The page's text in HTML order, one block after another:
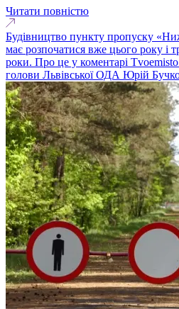
Читати повністю
Будівництво пункту пропуску
має розпочатися вже цього року і
роки. Про це у коментарі
голови Львівської ОДА Юрій